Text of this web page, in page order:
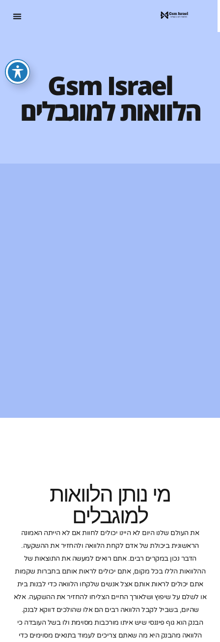
Gsm Israel
הלוואות למוגבלים
מי נותן הלוואות
למוגבלים
את העולם שלנו היום לא היינו יכולים לחוות אם לא הייתה האמונה
הראשונית ביכולת של אדם לקחת הלוואה ולהחזיר את ההשקעה.
הדבר נכון במקרים רבים. אתם רואים למעשה את התוצאות של
ההלוואות הללו בכל מקום, אתם יכולים לראות אותם בחברות שקמות
אתם יכולים לראות אותם אצל אנשים שלקחו הלוואה כדי לבנות בית
או לשלם על שיפוץ ושלאורך החיים הצליחו להחזיר את ההשקעה. אלא
שהיום, בשביל לקבל הלוואה רבים הם אלו שהולכים דווקא לבנק.
הבנק הוא גוף פיננסי שיש איתו מורכבות מסוימת ולו בשל העובדה כי
הלוואה מהבנק היא מה שאתם צריכים לעמוד בתנאים מסוימים כדי